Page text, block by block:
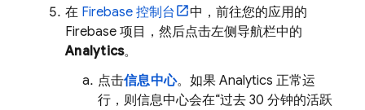
在 Firebase 控制台
中，前往您的应用的
Firebase 项目，然后点击左侧导航栏中的
Analytics。
点击信息中心。如果 Analytics 正常运
行，则信息中心会在“过去 30 分钟的活跃